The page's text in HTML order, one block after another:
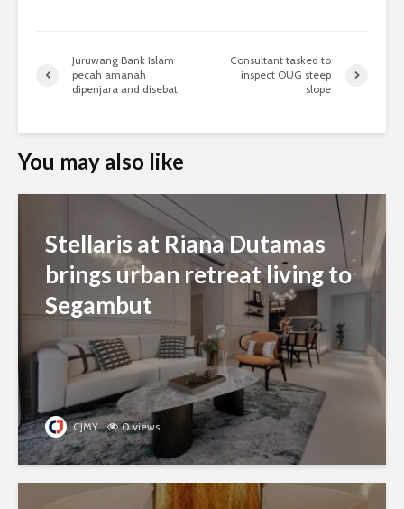
Juruwang Bank Islam
pecah amanah
dipenjara and disebat
Consultant tasked to
inspect OUG steep
slope
You may also like
Stellaris at Riana Dutamas
brings urban retreat living to
Segambut
CJMY 0 views